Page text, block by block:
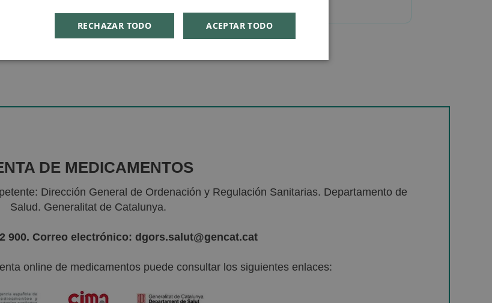
DE MEDICAMENTOS
Dirección General de Ordenación y Regulación Sanitarias. Departamento de
Salud. Generalitat de Catalunya.
900. Correo electrónico: dgors.salut@gencat.cat
online de medicamentos puede consultar los siguientes enlaces:
ACEPTAR TODO
RECHAZAR TODO